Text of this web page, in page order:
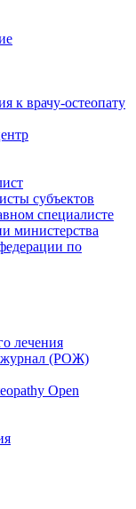
к врачу-остеопату
субъектов
специалисте
министерства
по
лечения
журнал (РОЖ)
Open